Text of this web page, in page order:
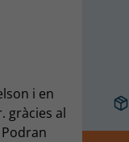
i en
gràcies al